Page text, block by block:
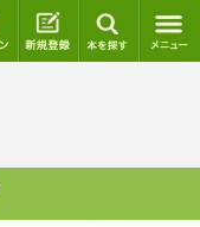
ログイン 新規登録